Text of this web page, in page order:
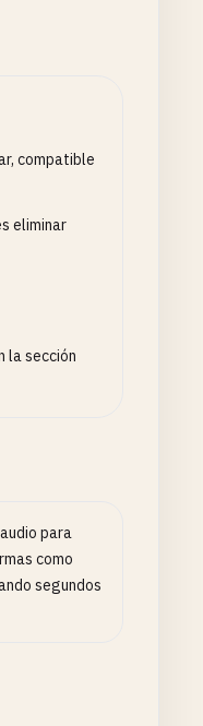
compatible
eliminar
la sección
para
como
segundos